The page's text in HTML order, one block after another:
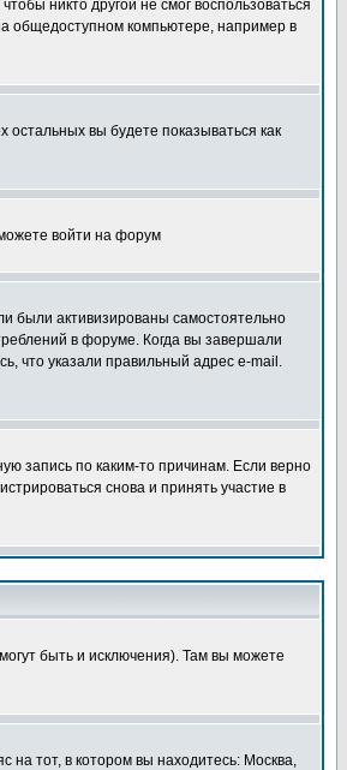
никто другой не смог воспользоваться
общедоступном компьютере, например в
остальных вы будете показываться как
войти на форум
были активизированы самостоятельно
в форуме. Когда вы завершали
что указали правильный адрес e-mail.
запись по каким-то причинам. Если верно
снова и принять участие в
быть и исключения). Там вы можете
на тот, в котором вы находитесь: Москва,